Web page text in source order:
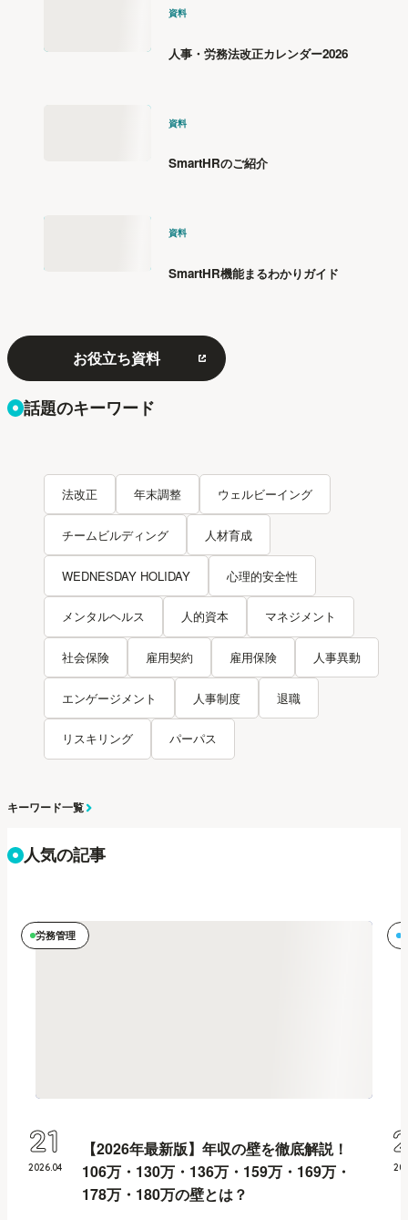
資料
人事・労務法改正カレンダー2026
資料
SmartHRのご紹介
資料
SmartHR機能まるわかりガイド
お役立ち資料
話題のキーワード
法改正 年末調整 ウェルビーイング
チームビルディング 人材育成
WEDNESDAY HOLIDAY 心理的安全性
メンタルヘルス 人的資本 マネジメント
社会保険 雇用契約 雇用保険 人事異動
エンゲージメント 人事制度 退職
リスキリング パーパス
キーワード一覧
人気の記事
労務管理
【2026年最新版】年収の壁を徹底解説！
106万・130万・136万・159万・169万・
178万・180万の壁とは？
2026.04
21